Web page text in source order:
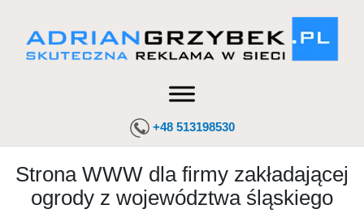
+48 513198530
Strona WWW dla firmy zakładającej
ogrody z województwa śląskiego